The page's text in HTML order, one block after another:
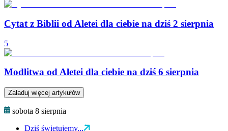
Cytat z Biblii od Aletei dla ciebie na dziś 2 sierpnia
5
Modlitwa od Aletei dla ciebie na dziś 6 sierpnia
Załaduj więcej artykułów
sobota 8 sierpnia
Dziś świętujemy...